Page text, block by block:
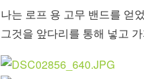
나는 로프 용 고무 밴드를 얻
그것을 앞다리를 통해 넣고